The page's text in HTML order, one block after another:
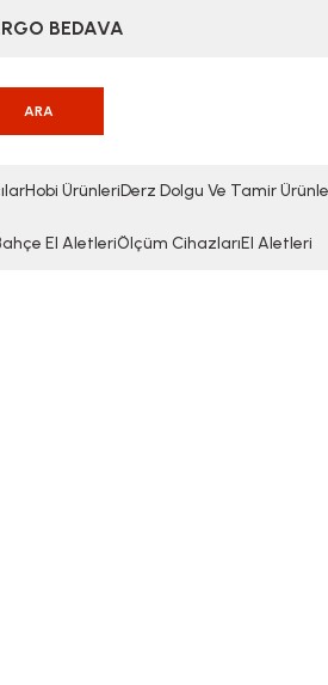
BEDAVA
ARA
Hobi ÜrünleriDerz Dolgu Ve Tamir
El AletleriÖlçüm CihazlarıEl Aletleri